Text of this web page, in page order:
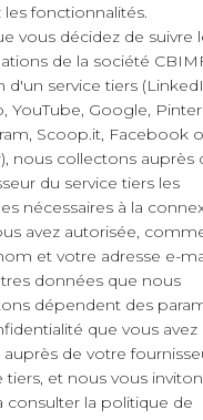
les fonctionnalités.
vous décidez de suivre
de la société
d'un service tiers
YouTube, Google,
Scoop.it, Facebook
nous collectons auprès
du service tiers les
nécessaires à la
avez autorisée,
et votre adresse e-
données que nous
dépendent des
que vous avez
auprès de votre
tiers, et nous vous
consulter la politique de